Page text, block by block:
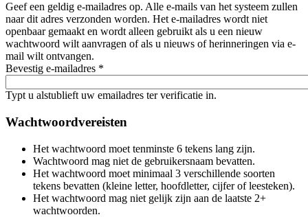
Geef een geldig e-mailadres op. Alle e-mails van het systeem zullen
naar dit adres verzonden worden. Het e-mailadres wordt niet
openbaar gemaakt en wordt alleen gebruikt als u een nieuw
wachtwoord wilt aanvragen of als u nieuws of herinneringen via e-
mail wilt ontvangen.
Bevestig e-mailadres *
Typt u alstublieft uw emailadres ter verificatie in.
Wachtwoordvereisten
Het wachtwoord moet tenminste 6 tekens lang zijn.
Wachtwoord mag niet de gebruikersnaam bevatten.
Het wachtwoord moet minimaal 3 verschillende soorten
tekens bevatten (kleine letter, hoofdletter, cijfer of leesteken).
Het wachtwoord mag niet gelijk zijn aan de laatste 2+
wachtwoorden.